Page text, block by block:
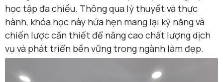
học tập đa chiều. Thông qua lý thuyết và thực
hành, khóa học này hứa hẹn mang lại kỹ năng và
chiến lược cần thiết để nâng cao chất lượng dịch
vụ và phát triển bền vững trong ngành làm đẹp.